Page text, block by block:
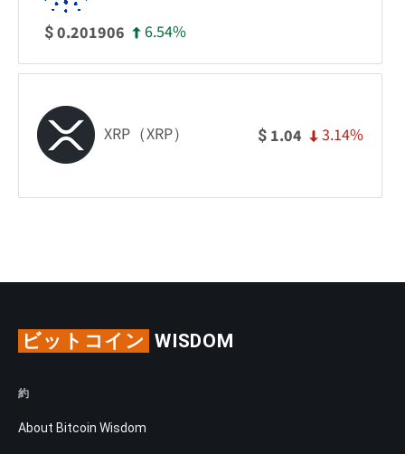
$0.201906 6.54%
XRP（XRP） $ 1.04 3.14%
ビットコイン WISDOM
約
About Bitcoin Wisdom